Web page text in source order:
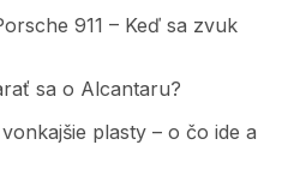
911 – Keď sa zvuk
sa o Alcantaru?
plasty – o čo ide a